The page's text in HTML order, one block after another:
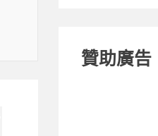
贊助廣告